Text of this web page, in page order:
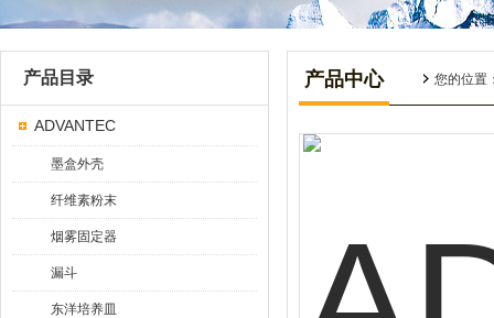
产品目录
ADVANTEC
墨盒外壳
纤维素粉末
烟雾固定器
漏斗
东洋培养皿
产品中心 您的位置